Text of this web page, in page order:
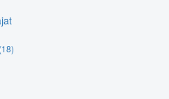
(18)